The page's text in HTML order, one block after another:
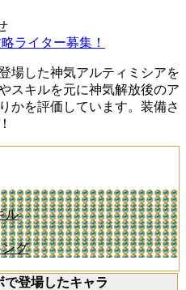
ライター募集！
場した神気アルティミシアを
スキルを元に神気解放後のア
かを評価しています。装備さ
ル
グ
登場したキャラ